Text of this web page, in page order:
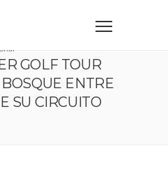
a El Bosque entre las
GOLF TOUR
ENTRE
SU CIRCUITO